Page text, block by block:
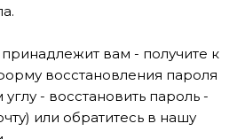
вам - получите к
восстановления пароля
- восстановить пароль -
или обратитесь в нашу